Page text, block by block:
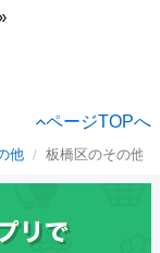
ページTOPへ
他 板橋区のその他